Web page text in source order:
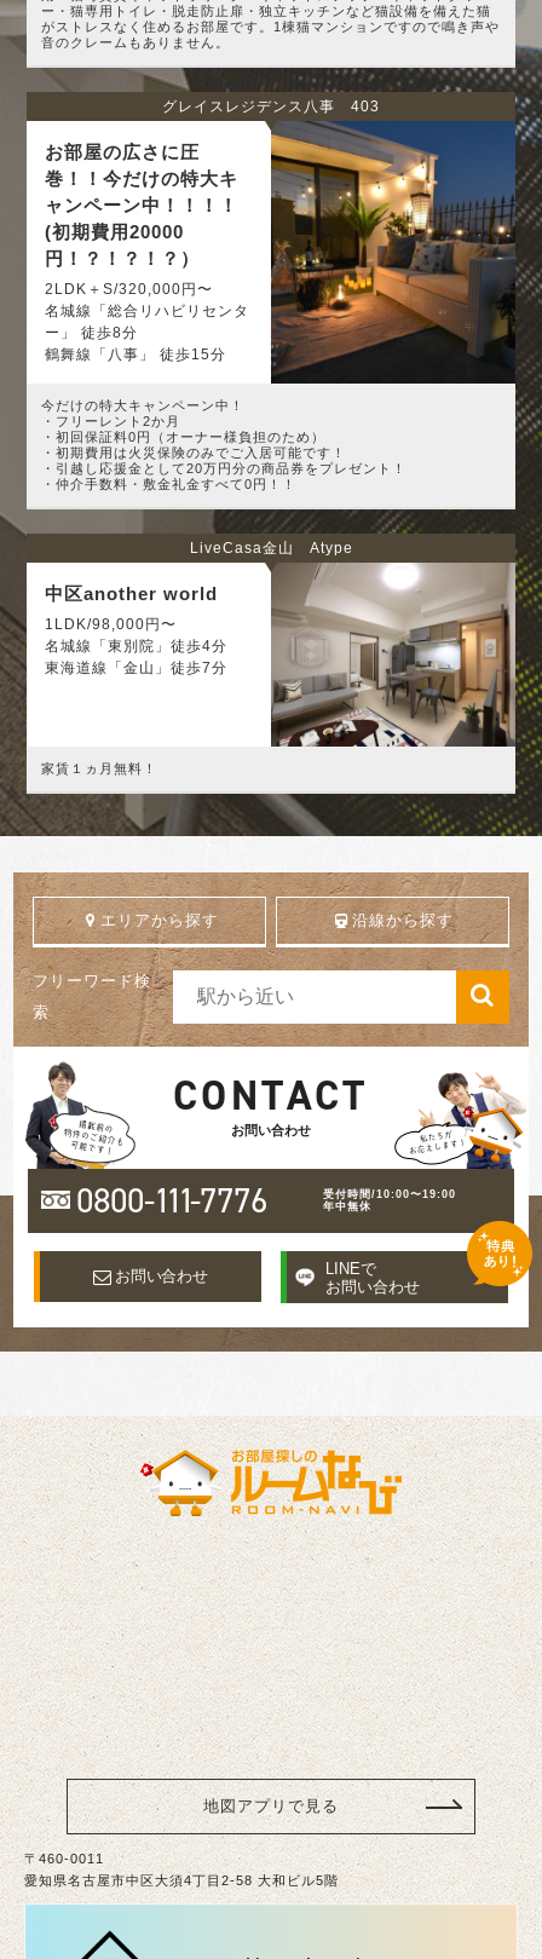
ー・猫専用トイレ・脱走防止扉・独立キッチンなど猫設備を備えた猫
がストレスなく住めるお部屋です。1棟猫マンションですので鳴き声や
音のクレームもありません。
グレイスレジデンス八事 403
お部屋の広さに圧
巻！！今だけの特大キ
ャンペーン中！！！！
(初期費用20000
円！？！？！？）
2LDK＋S/320,000円〜
名城線「総合リハビリセンタ
ー」 徒歩8分
鶴舞線「八事」 徒歩15分
今だけの特大キャンペーン中！
・フリーレント2か月
・初回保証料0円（オーナー様負担のため）
・初期費用は火災保険のみでご入居可能です！
・引越し応援金として20万円分の商品券をプレゼント！
・仲介手数料・敷金礼金すべて0円！！
LiveCasa金山 Atype
中区another world
1LDK/98,000円〜
名城線「東別院」徒歩4分
東海道線「金山」徒歩7分
家賃１ヵ月無料！
エリアから探す 沿線から探す
フリーワード検
索
CONTACT
お問い合わせ
0800-111-7776
受付時間/10:00〜19:00
年中無休
お問い合わせ
LINEで
お問い合わせ
地図アプリで見る
〒460-0011
愛知県名古屋市中区大須4丁目2-58 大和ビル5階